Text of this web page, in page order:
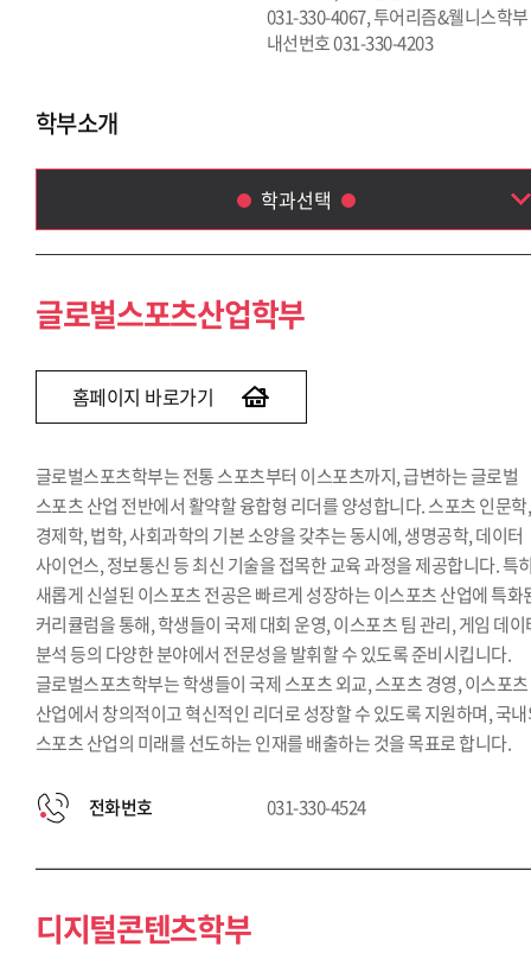
031-330-4067, 투어리즘&웰니스학부
내선번호 031-330-4203
학부소개
학과선택
글로벌스포츠산업학부
투어리즘 & 웰니스학부
글로벌스포츠산업학부
홈페이지 바로가기
글로벌스포츠학부는 전통 스포츠부터 이스포츠까지, 급변하는 글로벌
스포츠 산업 전반에서 활약할 융합형 리더를 양성합니다. 스포츠 인문학,
경제학, 법학, 사회과학의 기본 소양을 갖추는 동시에, 생명공학, 데이터
사이언스, 정보통신 등 최신 기술을 접목한 교육 과정을 제공합니다. 특
새롭게 신설된 이스포츠 전공은 빠르게 성장하는 이스포츠 산업에 특화
커리큘럼을 통해, 학생들이 국제 대회 운영, 이스포츠 팀 관리, 게임 데이
분석 등의 다양한 분야에서 전문성을 발휘할 수 있도록 준비시킵니다.
글로벌스포츠학부는 학생들이 국제 스포츠 외교, 스포츠 경영, 이스포츠
산업에서 창의적이고 혁신적인 리더로 성장할 수 있도록 지원하며, 국
스포츠 산업의 미래를 선도하는 인재를 배출하는 것을 목표로 합니다.
전화번호 031-330-4524
디지털콘텐츠학부